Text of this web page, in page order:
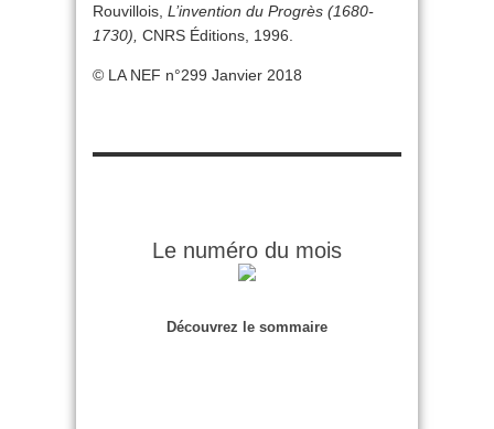
Rouvillois, L’invention du Progrès (1680-
1730), CNRS Éditions, 1996.
© LA NEF n°299 Janvier 2018
Le numéro du mois
Découvrez le sommaire